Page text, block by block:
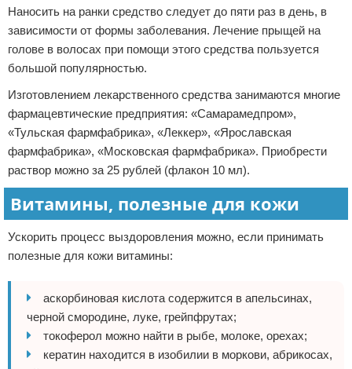
Наносить на ранки средство следует до пяти раз в день, в
зависимости от формы заболевания. Лечение прыщей на
голове в волосах при помощи этого средства пользуется
большой популярностью.
Изготовлением лекарственного средства занимаются многие
фармацевтические предприятия: «Самарамедпром»,
«Тульская фармфабрика», «Леккер», «Ярославская
фармфабрика», «Московская фармфабрика». Приобрести
раствор можно за 25 рублей (флакон 10 мл).
Витамины, полезные для кожи
Ускорить процесс выздоровления можно, если принимать
полезные для кожи витамины:
аскорбиновая кислота содержится в апельсинах,
черной смородине, луке, грейпфрутах;
токоферол можно найти в рыбе, молоке, орехах;
кератин находится в изобилии в моркови, абрикосах,